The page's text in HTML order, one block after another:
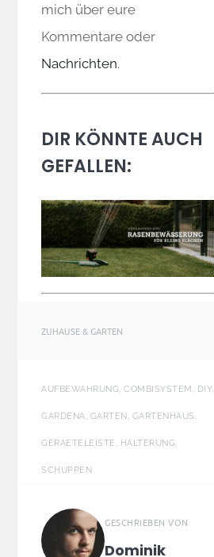
mich über eure
Kommentare oder
Nachrichten.
DIR KÖNNTE AUCH
GEFALLEN:
ZUHAUSE & GARTEN
AUFBEWAHRUNG, COMBISYSTEM, DIY,
GARDENA, GARTEN, GARTENHAUS,
GERAETELEISTE, HALTERUNG,
SCHUPPEN
GESCHRIEBEN VON
Dominik